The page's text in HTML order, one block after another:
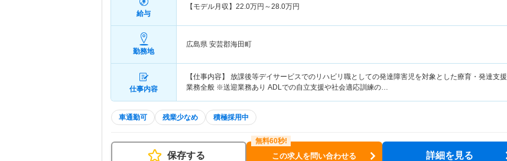
給与
【モデル月収】 22.0万円～28.0万円
勤務地
広島県 安芸郡海田町
仕事内容
【仕事内容】 放課後等デイサービスでのリハビリ職としての発達障害児を対象とした療育・発達支援
業務全般 ※送迎業務あり ADLでの自立支援や社会適応訓練の…
車通勤可 残業少なめ 積極採用中
保存する この求人を問い合わせる 詳細を見る